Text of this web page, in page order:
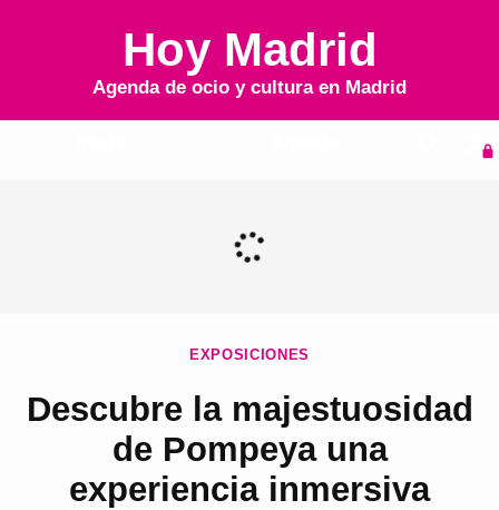
Hoy Madrid
Agenda de ocio y cultura en Madrid
EXPOSICIONES
Descubre la majestuosidad
de Pompeya una
experiencia inmersiva